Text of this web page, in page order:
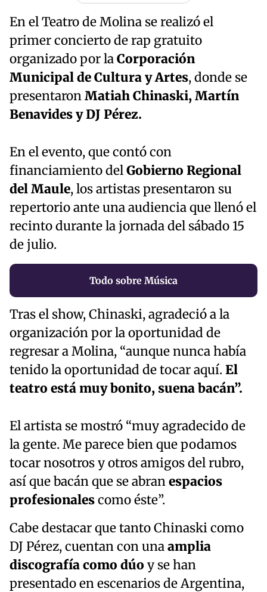
En el Teatro de Molina se realizó el
primer concierto de rap gratuito
organizado por laCorporación
Municipal de Cultura y Artes, donde se
presentaronMatiah Chinaski, Martín
Benavides y DJ Pérez.
En el evento, que contó con
financiamiento delGobierno Regional
del Maule, los artistas presentaron su
repertorio ante una audiencia que llenó el
recinto durante la jornada del sábado 15
de julio.
Todo sobre Música
Tras el show, Chinaski, agradeció a la
organización por la oportunidad de
regresar a Molina, “aunque nunca había
tenido la oportunidad de tocar aquí. El
teatro está muy bonito, suena bacán”.
El artista se mostró “muy agradecido de
la gente. Me parece bien que podamos
tocar nosotros y otros amigos del rubro,
así que bacán que se abranespacios
profesionalescomo éste”.
Cabe destacar que tanto Chinaski como
DJ Pérez, cuentan con unaamplia
discografía como dúo y se han
presentado en escenarios de Argentina,